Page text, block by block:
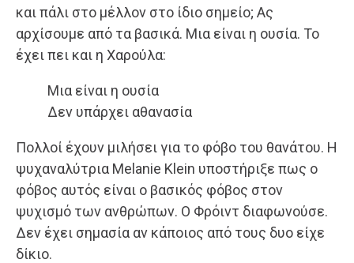
και πάλι στο μέλλον στο ίδιο σημείο; Ας
αρχίσουμε από τα βασικά. Μια είναι η ουσία. Το
έχει πει και η Χαρούλα:
Μια είναι η ουσία
Δεν υπάρχει αθανασία
Πολλοί έχουν μιλήσει για το φόβο του θανάτου. H
ψυχαναλύτρια Melanie Klein υποστήριξε πως ο
φόβος αυτός είναι ο βασικός φόβος στον
ψυχισμό των ανθρώπων. Ο Φρόιντ διαφωνούσε.
Δεν έχει σημασία αν κάποιος από τους δυο είχε
δίκιο.